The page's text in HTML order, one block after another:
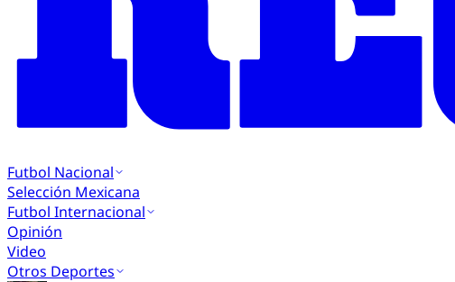
Futbol Nacional
Selección Mexicana
Futbol Internacional
Opinión
Video
Otros Deportes